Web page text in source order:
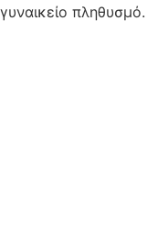
γυναικείο πληθυσμό.